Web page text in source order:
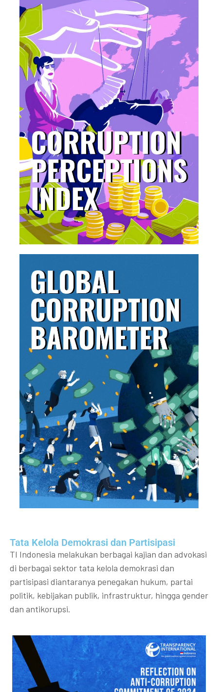
Tata Kelola Demokrasi dan Partisipasi​
TI Indonesia melakukan berbagai kajian dan advokasi
di berbagai sektor tata kelola demokrasi dan
partisipasi diantaranya penegakan hukum, partai
politik, kebijakan publik, infrastruktur, hingga gender
dan antikorupsi.